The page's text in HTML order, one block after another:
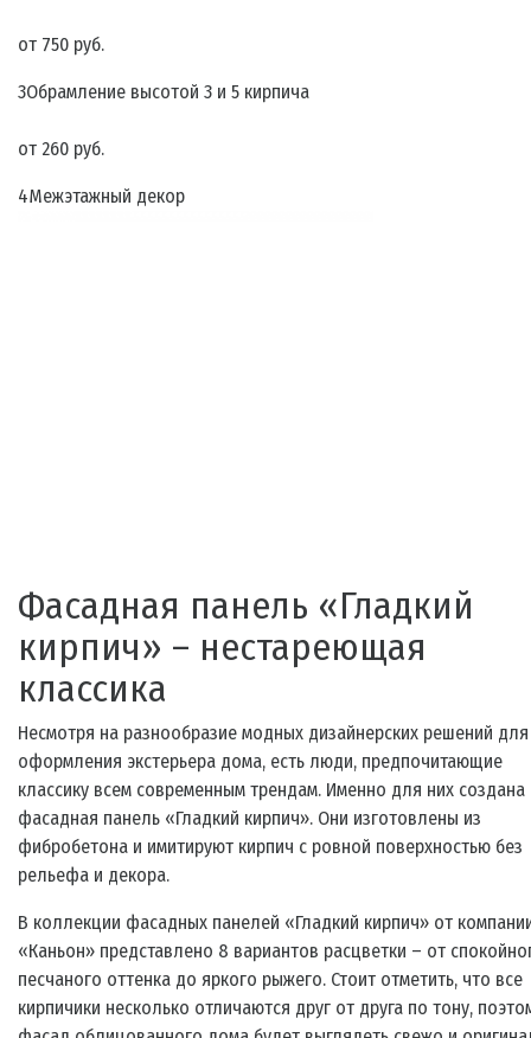
от 750 руб.
3Обрамление высотой 3 и 5 кирпича
от 260 руб.
4Межэтажный декор
Фасадная панель «Гладкий
кирпич» – нестареющая
классика
Несмотря на разнообразие модных дизайнерских решений для
оформления экстерьера дома, есть люди, предпочитающие
классику всем современным трендам. Именно для них создана
фасадная панель «Гладкий кирпич». Они изготовлены из
фибробетона и имитируют кирпич с ровной поверхностью без
рельефа и декора.
В коллекции фасадных панелей «Гладкий кирпич» от
«Каньон» представлено 8 вариантов расцветки – от
песчаного оттенка до яркого рыжего. Стоит отметить, что все
кирпичики несколько отличаются друг от друга по тону,